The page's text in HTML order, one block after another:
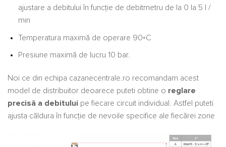
ajustare a debitului în funcție de debitmetru de la 0 la 5 l /
min
Temperatura maximă de operare 90◦C
Presiune maximă de lucru 10 bar.
Noi ce din echipa cazanecentrale.ro recomandam acest
model de distribuitor deoarece puteti obtine o reglare
precisă a debitului pe fiecare circuit individual. Astfel puteti
ajusta căldura în funcție de nevoile specifice ale fiecărei zone